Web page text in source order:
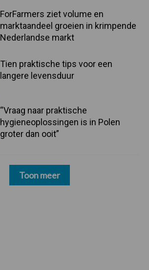
ForFarmers ziet volume en
marktaandeel groeien in krimpende
Nederlandse markt
Tien praktische tips voor een
langere levensduur
“Vraag naar praktische
hygieneoplossingen is in Polen
groter dan ooit”
Toon meer